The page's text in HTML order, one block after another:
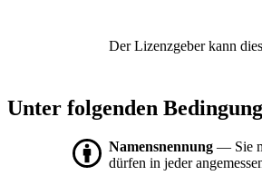
Der Lizenzgeber kann
Unter folgenden
Namensnennung — Sie
dürfen in jeder